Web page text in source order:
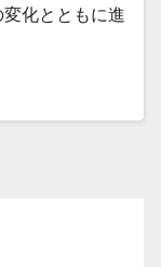
化とともに進